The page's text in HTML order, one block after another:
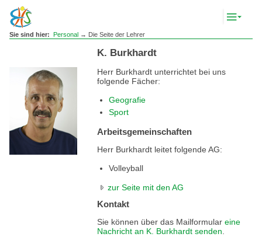
Sie sind hier: Personal→ Die Seite der Lehrer
K. Burkhardt
Herr Burkhardt unterrichtet bei uns
folgende Fächer:
Geografie
Sport
Arbeitsgemeinschaften
Herr Burkhardt leitet folgende AG:
Volleyball
zur Seite mit den AG
Kontakt
Sie können über das Mailformular eine
Nachricht an K. Burkhardt senden.